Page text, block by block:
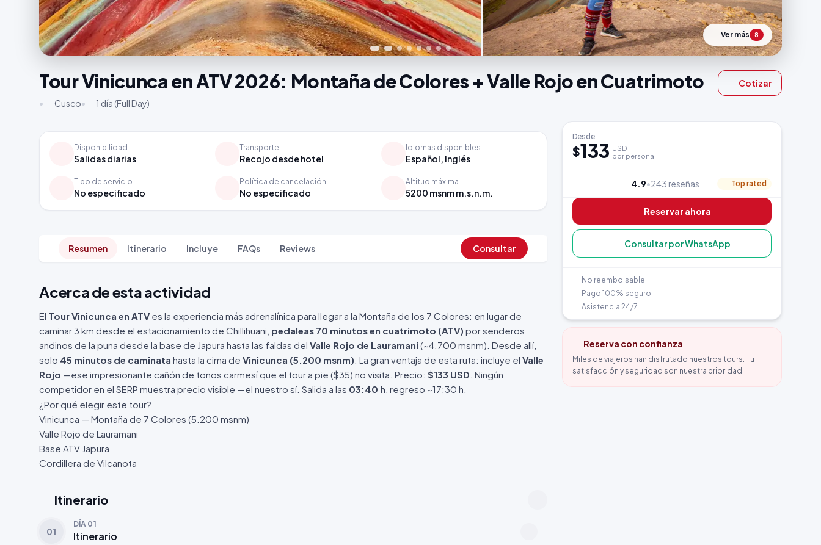
Ver más 8
Tour Vinicunca en ATV 2026: Montaña de Colores + Valle Rojo en Cuatrimoto
• Cusco• 1 día (Full Day)
Cotizar
Disponibilidad
Salidas diarias
Transporte
Recojo desde hotel
Idiomas disponibles
Español, Inglés
Tipo de servicio
No especificado
Política de cancelación
No especificado
Altitud máxima
5200 msnm m.s.n.m.
Resumen Itinerario Incluye FAQs Reviews Consultar
Acerca de esta actividad
El Tour Vinicunca en ATV es la experiencia más adrenalínica para llegar a la Montaña de los 7 Colores: en lugar de
caminar 3 km desde el estacionamiento de Chillihuani, pedaleas 70 minutos en cuatrimoto (ATV) por senderos
andinos de la puna desde la base de Japura hasta las faldas del Valle Rojo de Lauramani (~4.700 msnm). Desde allí,
solo 45 minutos de caminata hasta la cima de Vinicunca (5.200 msnm) . La gran ventaja de esta ruta: incluye el Valle
Rojo —ese impresionante cañón de tonos carmesí que el tour a pie ($35) no visita. Precio: $133 USD . Ningún
competidor en el SERP muestra precio visible —el nuestro sí. Salida a las 03:40 h , regreso ~17:30 h.
¿Por qué elegir este tour?
Vinicunca — Montaña de 7 Colores (5.200 msnm)
Valle Rojo de Lauramani
Base ATV Japura
Cordillera de Vilcanota
Itinerario
01
DÍA 01
Itinerario
Desde
$133 USD
por persona
4.9•243 reseñas Top rated
Reservar ahora
Consultar por WhatsApp
No reembolsable
Pago 100% seguro
Asistencia 24/7
Reserva con confianza
Miles de viajeros han disfrutado nuestros tours. Tu
satisfacción y seguridad son nuestra prioridad.